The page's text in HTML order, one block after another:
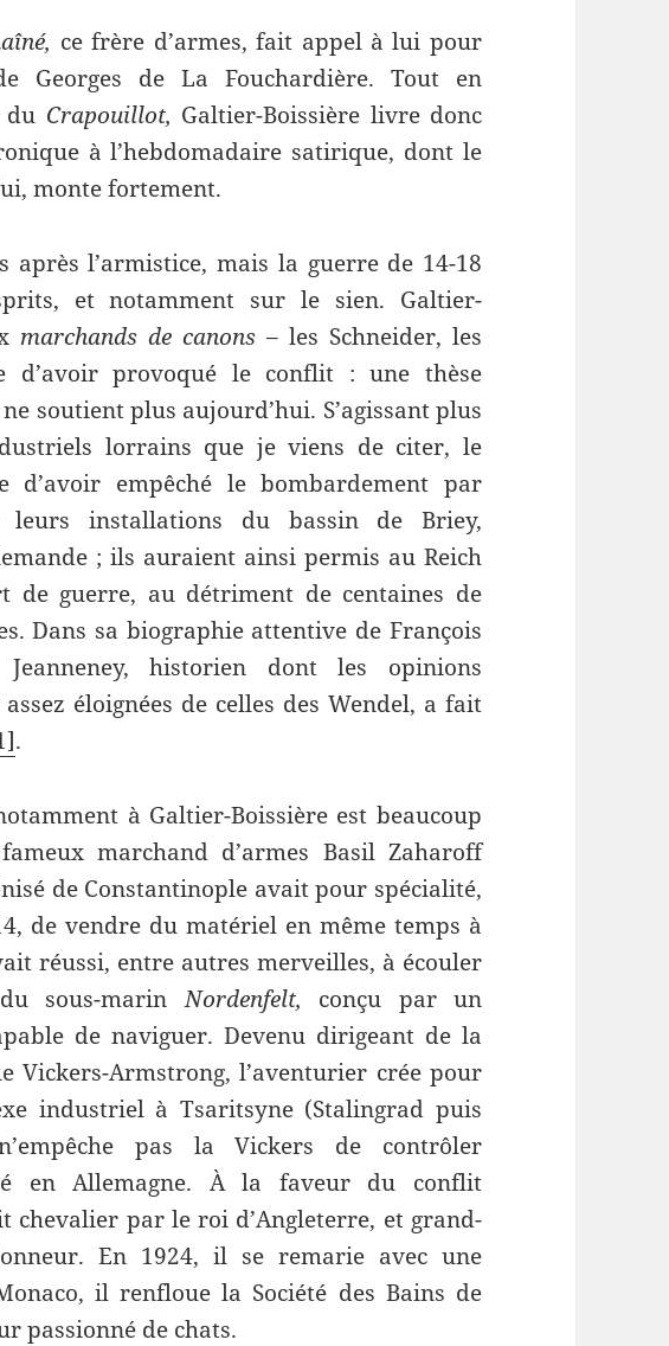
ce frère d’armes, fait appel à lui pour
Georges de La Fouchardière. Tout en
du Crapouillot, Galtier-Boissière livre donc
à l’hebdomadaire satirique, dont le
monte fortement.
après l’armistice, mais la guerre de 14-18
et notamment sur le sien. Galtier-
marchands de canons– les Schneider, les
d’avoir provoqué le conflit : une thèse
soutient plus aujourd’hui. S’agissant plus
lorrains que je viens de citer, le
d’avoir empêché le bombardement par
leurs installations du bassin de Briey,
; ils auraient ainsi permis au Reich
de guerre, au détriment de centaines de
Dans sa biographie attentive de François
Jeanneney, historien dont les opinions
éloignées de celles des Wendel, a fait
.
à Galtier-Boissière est beaucoup
marchand d’armes Basil Zaharoff
de Constantinople avait pour spécialité,
de vendre du matériel en même temps à
réussi, entre autres merveilles, à écouler
sous-marinNordenfelt, conçu par un
de naviguer. Devenu dirigeant de la
Vickers-Armstrong, l’aventurier crée pour
industriel à Tsaritsyne (Stalingrad puis
pas la Vickers de contrôler
en Allemagne. À la faveur du conflit
chevalier par le roi d’Angleterre, et grand-
En 1924, il se remarie avec une
il renfloue la Société des Bains de
passionné de chats.